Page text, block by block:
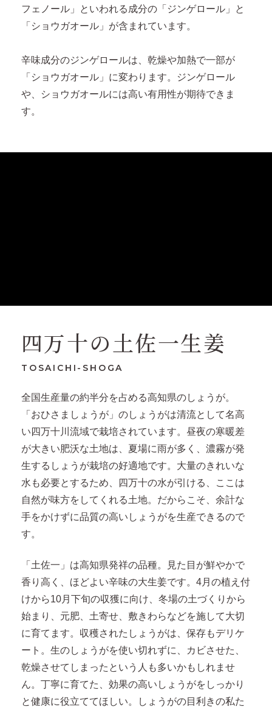
フェノール」といわれる成分の「ジンゲロール」と
「ショウガオール」が含まれています。
辛味成分のジンゲロールは、乾燥や加熱で一部が
「ショウガオール」に変わります。ジンゲロール
や、ショウガオールには高い有用性が期待できま
す。
四万十の土佐一生姜
TOSAICHI-SHOGA
全国生産量の約半分を占める高知県のしょうが。
「おひさましょうが」のしょうがは清流として名高
い四万十川流域で栽培されています。昼夜の寒暖差
が大きい肥沃な土地は、夏場に雨が多く、濃霧が発
生するしょうが栽培の好適地です。大量のきれいな
水も必要とするため、四万十の水が引ける、ここは
自然が味方をしてくれる土地。だからこそ、余計な
手をかけずに品質の高いしょうがを生産できるので
す。
「土佐一」は高知県発祥の品種。見た目が鮮やかで
香り高く、ほどよい辛味の大生姜です。4月の植え付
けから10月下旬の収獲に向け、冬場の土づくりから
始まり、元肥、土寄せ、敷きわらなどを施して大切
に育てます。収穫されたしょうがは、保存もデリケ
ート。生のしょうがを使い切れずに、カビさせた、
乾燥させてしまったという人も多いかもしれませ
ん。丁寧に育てた、効果の高いしょうがをしっかり
と健康に役立ててほしい。しょうがの目利きの私た